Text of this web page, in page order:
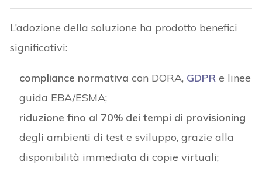
L’adozione della soluzione ha prodotto benefici
significativi:
compliance normativa con DORA, GDPR e linee
guida EBA/ESMA;
riduzione fino al 70% dei tempi di provisioning
degli ambienti di test e sviluppo, grazie alla
disponibilità immediata di copie virtuali;